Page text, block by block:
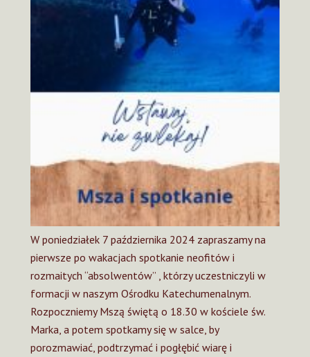
W poniedziałek 7 października 2024 zapraszamy na
pierwsze po wakacjach spotkanie neofitów i
rozmaitych “absolwentów” , którzy uczestniczyli w
formacji w naszym Ośrodku Katechumenalnym.
Rozpoczniemy Mszą świętą o 18.30 w kościele św.
Marka, a potem spotkamy się w salce, by
porozmawiać, podtrzymać i pogłębić wiarę i